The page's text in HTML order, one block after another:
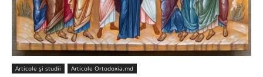
Articole şi studii Articole Ortodoxia.md